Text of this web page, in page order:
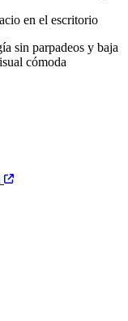
en el escritorio
sin parpadeos y baja
cómoda